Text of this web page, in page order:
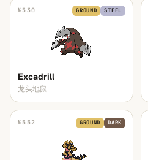
№530 GROUND STEEL
Excadrill
龙头地鼠
№552 GROUND DARK